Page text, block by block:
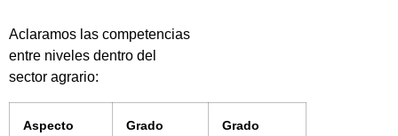
Aclaramos las competencias
entre niveles dentro del
sector agrario:
Aspecto
Grado
Grado